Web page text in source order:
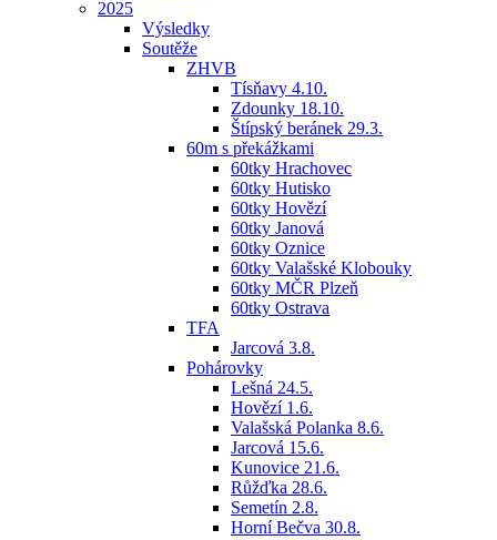
2025
Výsledky
Soutěže
ZHVB
Tísňavy 4.10.
Zdounky 18.10.
Štípský beránek 29.3.
60m s překážkami
60tky Hrachovec
60tky Hutisko
60tky Hovězí
60tky Janová
60tky Oznice
60tky Valašské Klobouky
60tky MČR Plzeň
60tky Ostrava
TFA
Jarcová 3.8.
Pohárovky
Lešná 24.5.
Hovězí 1.6.
Valašská Polanka 8.6.
Jarcová 15.6.
Kunovice 21.6.
Růžďka 28.6.
Semetín 2.8.
Horní Bečva 30.8.